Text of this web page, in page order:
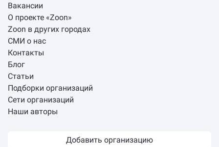
Вакансии
О проекте «Zoon»
Zoon в других городах
СМИ о нас
Контакты
Блог
Статьи
Подборки организаций
Сети организаций
Наши авторы
Добавить организацию